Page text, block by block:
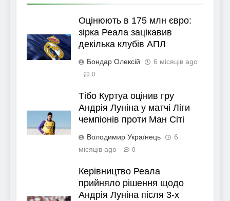
Оцінюють в 175 млн євро:
зірка Реала зацікавив
декілька клубів АПЛ
Бондар Олексій 6 місяців ago
0
Тібо Куртуа оцінив гру
Андрія Луніна у матчі Ліги
чемпіонів проти Ман Сіті
Володимир Українець
6
місяців ago
0
Керівництво Реала
прийняло рішення щодо
Андрія Луніна після 3-х